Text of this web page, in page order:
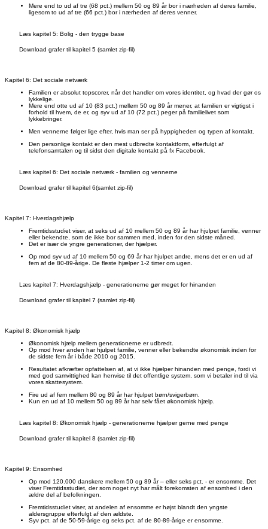
Mere end to ud af tre (68 pct.) mellem 50 og 89 år bor i nærheden af deres familie,
ligesom to ud af tre (66 pct.) bor i nærheden af deres venner.
Læs kapitel 5: Bolig - den trygge base
Download grafer til kapitel 5 (samlet zip-fil)
Kapitel 6: Det sociale netværk
Familien er absolut topscorer, når det handler om vores identitet, og hvad der gør os
lykkelige.
Mere end otte ud af 10 (83 pct.) mellem 50 og 89 år mener, at familien er vigtigst i
forhold til hvem, de er, og syv ud af 10 (72 pct.) peger på familielivet som
lykkebringer.
Men vennerne følger lige efter, hvis man ser på hyppigheden og typen af kontakt.
Den personlige kontakt er den mest udbredte kontaktform, efterfulgt af
telefonsamtalen og til sidst den digitale kontakt på fx Facebook.
Læs kapitel 6: Det sociale netværk - familien og vennerne
Download grafer til kapitel 6(samlet zip-fil)
Kapitel 7: Hverdagshjælp
Fremtidsstudiet viser, at seks ud af 10 mellem 50 og 89 år har hjulpet familie, venner
eller bekendte, som de ikke bor sammen med, inden for den sidste måned.
Det er især de yngre generationer, der hjælper.
Op mod syv ud af 10 mellem 50 og 69 år har hjulpet andre, mens det er en ud af
fem af de 80-89-årige. De fleste hjælper 1-2 timer om ugen.
Læs kapitel 7: Hverdagshjælp - generationerne gør meget for hinanden
Download grafer til kapitel 7 (samlet zip-fil)
Kapitel 8: Økonomisk hjælp
Økonomisk hjælp mellem generationerne er udbredt.
Op mod hver anden har hjulpet familie, venner eller bekendte økonomisk inden for
de sidste fem år i både 2010 og 2015.
Resultatet afkræfter opfattelsen af, at vi ikke hjælper hinanden med penge, fordi vi
med god samvittighed kan henvise til det offentlige system, som vi betaler ind til via
vores skattesystem.
Fire ud af fem mellem 80 og 89 år har hjulpet børn/svigerbørn.
Kun en ud af 10 mellem 50 og 89 år har selv fået økonomisk hjælp.
Læs kapitel 8: Økonomisk hjælp - generationerne hjælper gerne med penge
Download grafer til kapitel 8 (samlet zip-fil)
Kapitel 9: Ensomhed
Op mod 120.000 danskere mellem 50 og 89 år – eller seks pct. - er ensomme. Det
viser Fremtidsstudiet, der som noget nyt har målt forekomsten af ensomhed i den
ældre del af befolkningen.
Fremtidsstudiet viser, at andelen af ensomme er højst blandt den yngste
aldersgruppe efterfulgt af den ældste.
Syv pct. af de 50-59-årige og seks pct. af de 80-89-årige er ensomme.